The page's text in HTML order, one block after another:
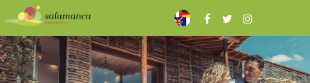
Pasar
al
contenido
principal